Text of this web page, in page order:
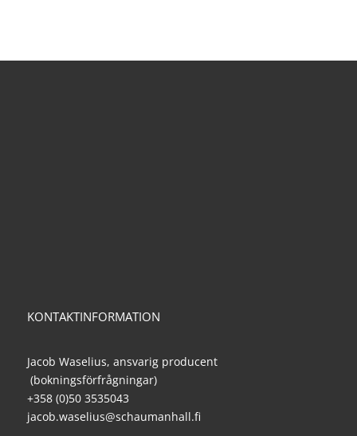
KONTAKTINFORMATION
Jacob Waselius, ansvarig producent
(bokningsförfrågningar)
+358 (0)50 3535043
jacob.waselius@schaumanhall.fi